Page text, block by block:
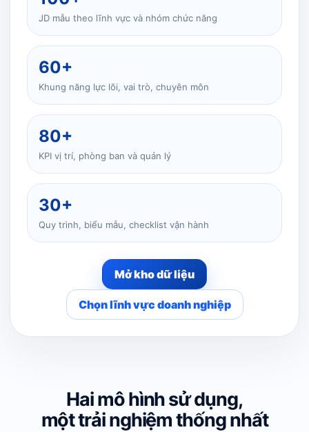
JD mẫu theo lĩnh vực và nhóm chức năng
60+
Khung năng lực lõi, vai trò, chuyên môn
80+
KPI vị trí, phòng ban và quản lý
30+
Quy trình, biểu mẫu, checklist vận hành
Mở kho dữ liệu
Chọn lĩnh vực doanh nghiệp
Hai mô hình sử dụng,
một trải nghiệm thống nhất